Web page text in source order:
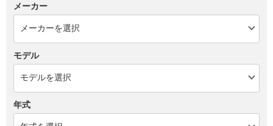
メーカー
モデル
年式